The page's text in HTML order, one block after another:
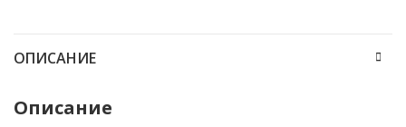
ОПИСАНИЕ
Описаниe